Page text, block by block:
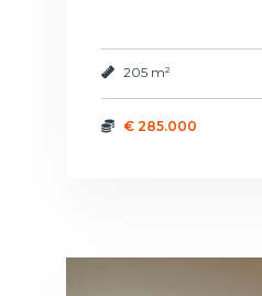
205 m²
€ 285.000